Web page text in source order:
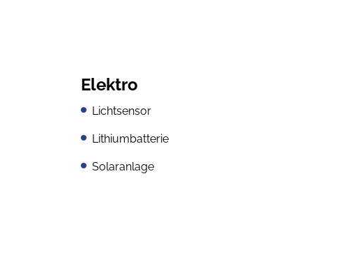
Elektro
Lichtsensor
Lithiumbatterie
Solaranlage